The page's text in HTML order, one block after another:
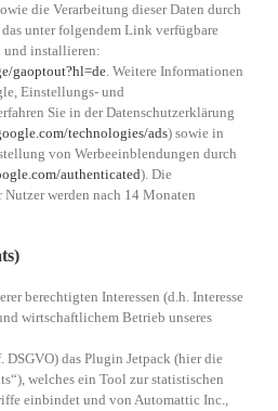
die Verarbeitung dieser Daten durch
unter folgendem Link verfügbare
und installieren:
gaoptout?hl=de. Weitere Informationen
Einstellungs- und
Sie in der Datenschutzerklärung
technologies/ads) sowie in
von Werbeeinblendungen durch
authenticated). Die
Nutzer werden nach 14 Monaten
berechtigten Interessen (d.h. Interesse
wirtschaftlichem Betrieb unseres
DSGVO) das Plugin Jetpack (hier die
welches ein Tool zur statistischen
einbindet und von Automattic Inc.,